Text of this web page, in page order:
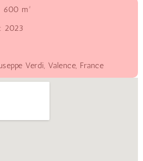
600 m²
2023
Verdi, Valence, France